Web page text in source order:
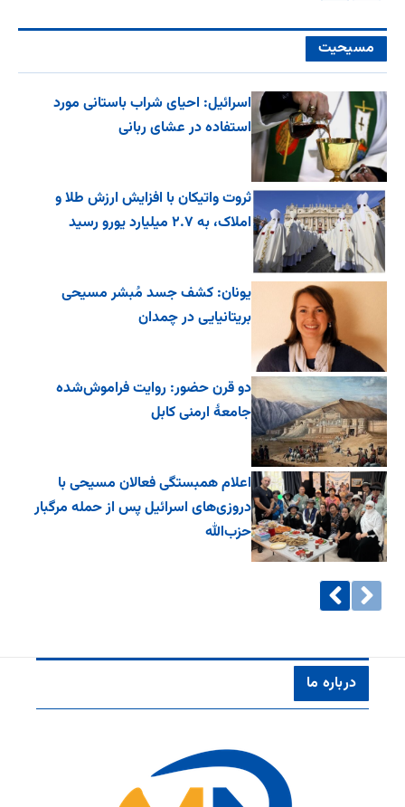
مسیحیت
اسرائیل: احیای شراب باستانی مورد
استفاده در عشای ربانی
ثروت واتیکان با افزایش ارزش طلا و
املاک، به ۲.۷ میلیارد یورو رسید
یونان: کشف جسد مُبشر مسیحی
بریتانیایی در چمدان
دو قرن حضور: روایت فراموش‌شده
جامعۀ ارمنی کابل
اعلام همبستگی فعالان مسیحی با
دروزی‌های اسرائیل پس از حمله مرگبار
حزب‌الله
درباره ما